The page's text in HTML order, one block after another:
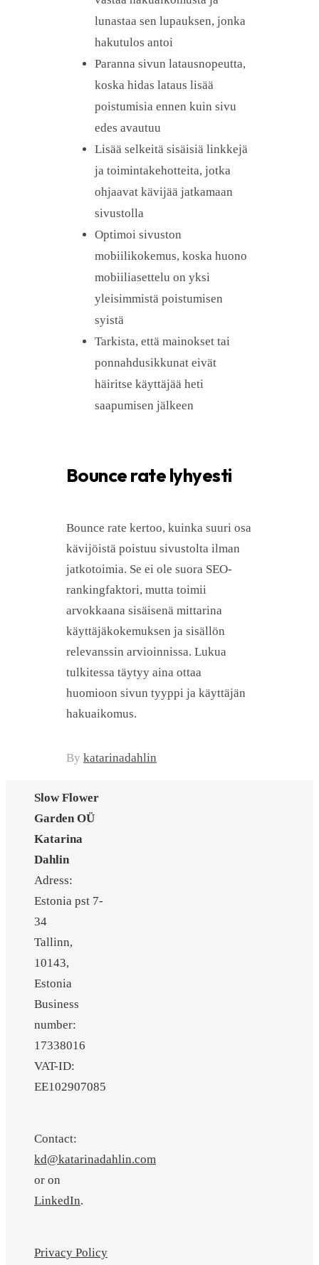
lunastaa sen lupauksen, jonka
hakutulos antoi
Paranna sivun latausnopeutta,
koska hidas lataus lisää
poistumisia ennen kuin sivu
edes avautuu
Lisää selkeitä sisäisiä linkkejä
ja toimintakehotteita, jotka
ohjaavat kävijää jatkamaan
sivustolla
Optimoi sivuston
mobiilikokemus, koska huono
mobiiliasettelu on yksi
yleisimmistä poistumisen
syistä
Tarkista, että mainokset tai
ponnahdusikkunat eivät
häiritse käyttäjää heti
saapumisen jälkeen
Bounce rate lyhyesti
Bounce rate kertoo, kuinka suuri osa
kävijöistä poistuu sivustolta ilman
jatkotoimia. Se ei ole suora SEO-
rankingfaktori, mutta toimii
arvokkaana sisäisenä mittarina
käyttäjäkokemuksen ja sisällön
relevanssin arvioinnissa. Lukua
tulkitessa täytyy aina ottaa
huomioon sivun tyyppi ja käyttäjän
hakuaikomus.
By katarinadahlin
Slow Flower
Garden OÜ
Katarina
Dahlin
Adress:
Estonia pst 7-
34
Tallinn,
10143,
Estonia
Business
number:
17338016
VAT-ID:
EE102907085
Contact:
kd@katarinadahlin.com
or on
LinkedIn.
Privacy Policy